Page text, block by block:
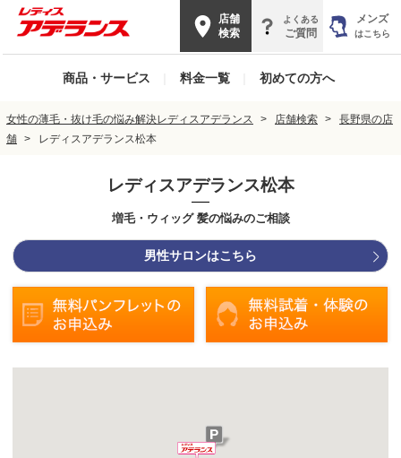
店舗
検索
よくある
ご質問
メンズ
はこちら
商品・サービス 料金一覧 初めての方へ
女性の薄毛・抜け毛の悩み解決レディスアデランス 店舗検索
長野県の店
舗
レディスアデランス松本
レディスアデランス松本
増毛・ウィッグ 髪の悩みのご相談
男性サロンはこちら